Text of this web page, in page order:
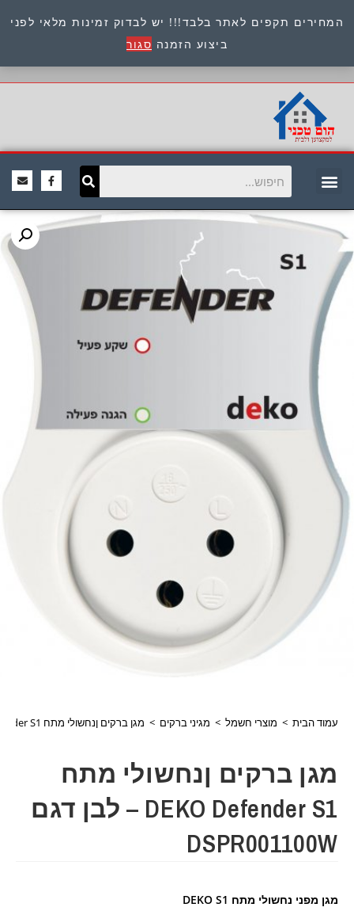
המחירים תקפים לאתר בלבד!!! יש לבדוק זמינות מלאי לפני
ביצוע הזמנה סגור
כתובת : היוזמים 9 אור יהודה שירות לקוחות 054-
8945722
עמוד הבית > מוצרי חשמל > מגיני ברקים > מגן ברקים ןנחשולי מתח DEKO Defender S1 – לבן דגם DSPR001100W
מגן ברקים ןנחשולי מתח
DEKO Defender S1 – לבן דגם
DSPR001100W
מגן מפני נחשולי מתח DEKO S1